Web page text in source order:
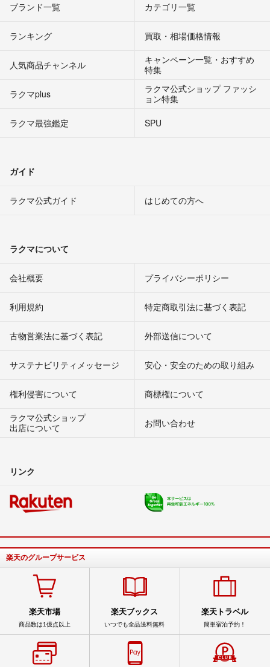
ブランド一覧 カテゴリ一覧
ランキング 買取・相場価格情報
人気商品チャンネル
キャンペーン一覧・おすすめ
特集
ラクマplus
ラクマ公式ショップ ファッシ
ョン特集
ラクマ最強鑑定
SPU
ガイド
ラクマ公式ガイド はじめての方へ
ラクマについて
会社概要 プライバシーポリシー
利用規約 特定商取引法に基づく表記
古物営業法に基づく表記 外部送信について
サステナビリティメッセージ 安心・安全のための取り組み
権利侵害について
商標権について
ラクマ公式ショップ
出店について
お問い合わせ
リンク
楽天のグループサービス
楽天市場
商品数は1億点以上
楽天ブックス
いつでも全品送料無料
楽天トラベル
簡単宿泊予約！